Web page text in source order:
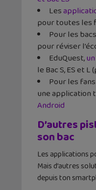
Les
pour toutes les
Pour les
pour réviser
EduQuest,
le Bac S, ES et L
Pour les
une application
Android
D’autres
son bac
Les applications
Mais d’autres
depuis ton